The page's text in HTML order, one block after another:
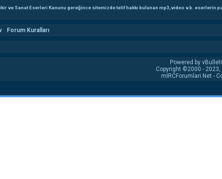
ve Sanat Eserleri Kanunu gereğince sitemizde telif hakkı bulunan mp3,video v.b.
Forum Kuralları
Powered by
Copyright ©2000 -
mIRCForumlari.Net -